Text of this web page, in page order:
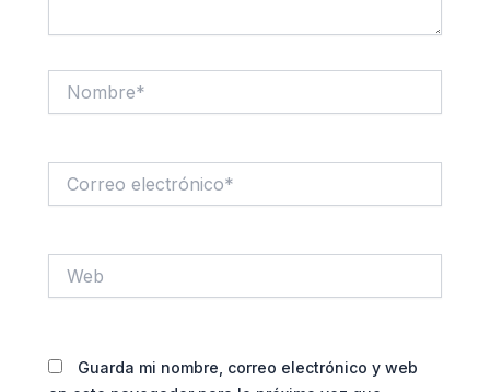
electrónico*
Guarda mi nombre, correo electrónico y web